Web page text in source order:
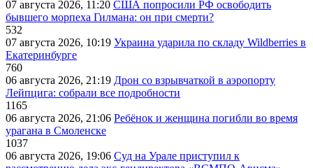
07 августа 2026, 11:20 США попросили РФ освободить
бывшего морпеха Гилмана: он при смерти?
532
07 августа 2026, 10:19 Украина ударила по складу Wildberries в
Екатеринбурге
760
06 августа 2026, 21:19 Дрон со взрывчаткой в аэропорту
Лейпцига: собрали все подробности
1165
06 августа 2026, 21:06 Ребёнок и женщина погибли во время
урагана в Смоленске
1037
06 августа 2026, 19:06 Суд на Урале приступил к